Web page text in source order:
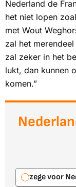
Nederland de
het niet lopen
met Wout
zal het
zal zeker in het
lukt, dan kunnen
komen.”
zege voor